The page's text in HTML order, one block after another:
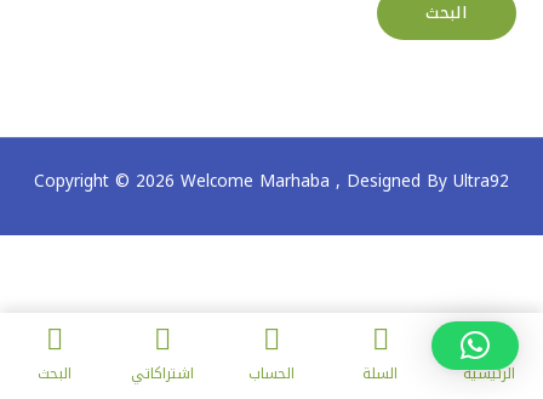
Copyright © 2026 Welcome Marhaba , Designed By Ultra92
الرئيسية السلة الحساب اشتراكاتي البحث